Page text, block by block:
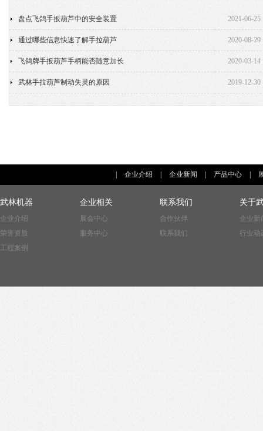
盘点飞鸽手扳葫芦中的安全装置 2021-06-25
通过哪些信息快速了解手拉葫芦 2020-08-29
飞鸽牌手扳葫芦手柄能否随意加长 2020-03-14
武林手拉葫芦制动失灵的原因 2019-12-30
| 企业介绍 | 企业新闻 | 产品中心 |
武林机器
企业介绍
荣誉资质
工程案例
企业相关
展会中心
服务中心
联系我们
合作伙伴
联系我们
关于
企业新
行业动